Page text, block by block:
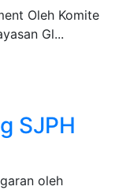
Oleh Komite
Gl...
SJPH
oleh